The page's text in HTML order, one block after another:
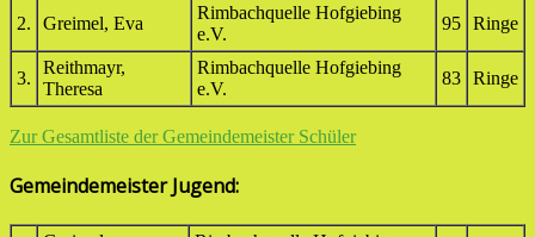
2. Greimel, Eva
Rimbachquelle Hofgiebing
e.V.
95 Ringe
3.
Reithmayr,
Theresa
Rimbachquelle Hofgiebing
e.V.
83 Ringe
Zur Gesamtliste der Gemeindemeister Schüler
Gemeindemeister Jugend: